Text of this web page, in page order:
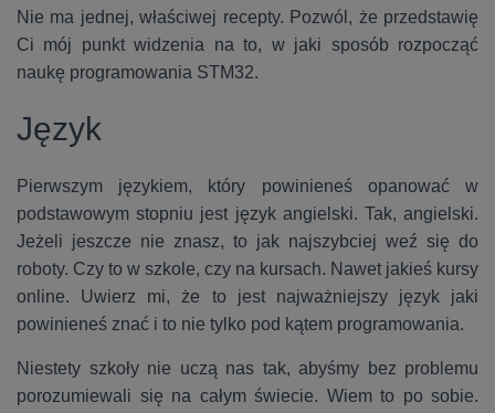
Nie ma jednej, właściwej recepty. Pozwól, że przedstawię
Ci mój punkt widzenia na to, w jaki sposób rozpocząć
naukę programowania STM32.
Język
Pierwszym językiem, który powinieneś opanować w
podstawowym stopniu jest język angielski. Tak, angielski.
Jeżeli jeszcze nie znasz, to jak najszybciej weź się do
roboty. Czy to w szkole, czy na kursach. Nawet jakieś kursy
online. Uwierz mi, że to jest najważniejszy język jaki
powinieneś znać i to nie tylko pod kątem programowania.
Niestety szkoły nie uczą nas tak, abyśmy bez problemu
porozumiewali się na całym świecie. Wiem to po sobie.